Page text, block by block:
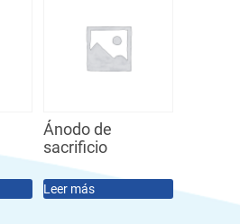
Ánodo de
sacrificio
Leer más